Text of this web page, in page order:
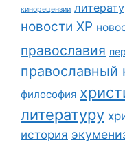
кинорецензии
новости ХР
православия
православный
философия
литературу
история